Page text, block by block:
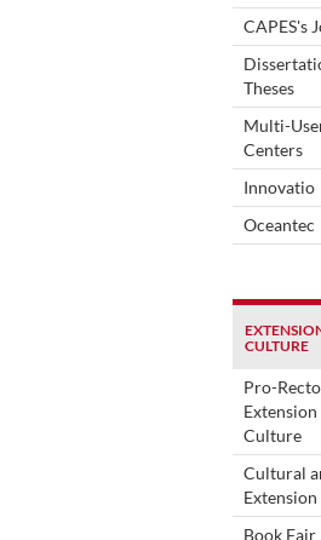
CAPES's
Theses
Multi-
Centers
Innovatio
Oceantec
CULTURE
Pro-
Extension
Culture
Cultural
Book Fair